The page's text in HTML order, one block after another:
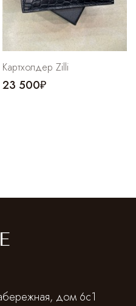
Картхолдер Zilli
23 500₽
дом 6с1